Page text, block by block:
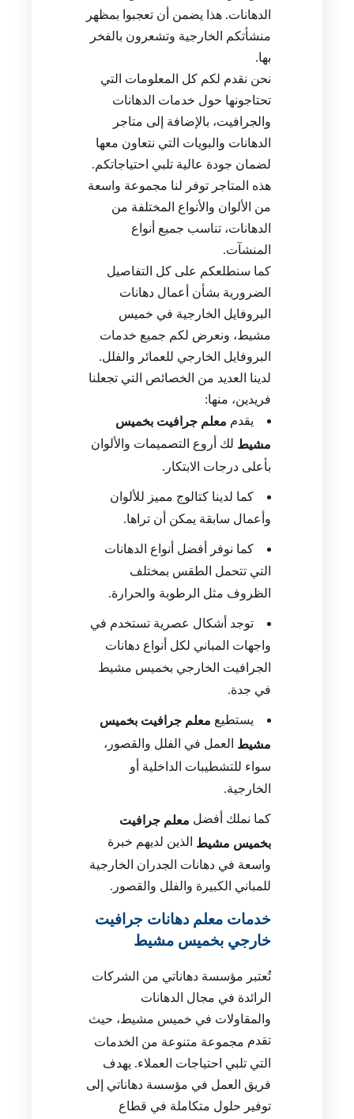
الدهانات. هذا يضمن أن تعجبوا بمظهر
منشأتكم الخارجية وتشعرون بالفخر
بها.
نحن نقدم لكم كل المعلومات التي
تحتاجونها حول خدمات الدهانات
والجرافيت، بالإضافة إلى متاجر
الدهانات والبويات التي نتعاون معها
لضمان جودة عالية تلبي احتياجاتكم.
هذه المتاجر توفر لنا مجموعة واسعة
من الألوان والأنواع المختلفة من
الدهانات، تناسب جميع أنواع
المنشآت.
كما سنطلعكم على كل التفاصيل
الضرورية بشأن أعمال دهانات
البروفايل الخارجية في خميس
مشيط، ونعرض لكم جميع خدمات
البروفايل الخارجي للعمائر والفلل.
لدينا العديد من الخصائص التي تجعلنا
فريدين، منها:
يقدم معلم جرافيت بخميس
مشيط لك أروع التصميمات والألوان
بأعلى درجات الابتكار.
كما لدينا كتالوج مميز للألوان
وأعمال سابقة يمكن أن تراها.
كما نوفر أفضل أنواع الدهانات
التي تتحمل الطقس بمختلف
الظروف مثل الرطوبة والحرارة.
توجد أشكال عصرية تستخدم في
واجهات المباني لكل أنواع دهانات
الجرافيت الخارجي بخميس مشيط
في جدة.
يستطيع معلم جرافيت بخميس
مشيط العمل في الفلل والقصور،
سواء للتشطيبات الداخلية أو
الخارجية.
كما نملك أفضل معلم جرافيت
بخميس مشيط الذين لديهم خبرة
واسعة في دهانات الجدران الخارجية
للمباني الكبيرة والفلل والقصور.
خدمات معلم دهانات جرافيت
خارجي بخميس مشيط
تُعتبر مؤسسة دهاناتي من الشركات
الرائدة في مجال الدهانات
والمقاولات في خميس مشيط، حيث
تقدم مجموعة متنوعة من الخدمات
التي تلبي احتياجات العملاء. يهدف
فريق العمل في مؤسسة دهاناتي إلى
توفير حلول متكاملة في قطاع